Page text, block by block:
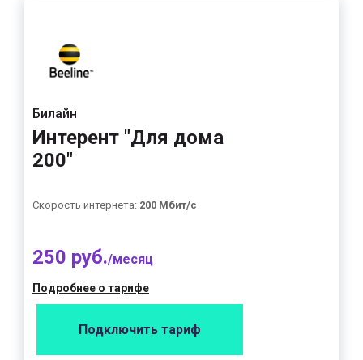
Билайн
Интерент "Для дома
200"
Скорость интернета: 200 Мбит/с
250 руб./месяц
Подробнее о тарифе
Подключить тариф